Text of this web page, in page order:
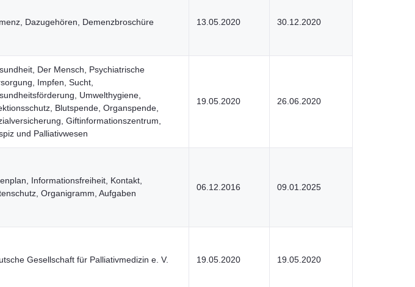
Dazugehören, Demenzbroschüre 13.05.2020 30.12.2020
Der Mensch, Psychiatrische
Impfen, Sucht,
Umwelthygiene,
Blutspende, Organspende,
Giftinformationszentrum,
und Palliativwesen
19.05.2020 26.06.2020
Informationsfreiheit, Kontakt,
Organigramm, Aufgaben
06.12.2016 09.01.2025
Gesellschaft für Palliativmedizin e. V. 19.05.2020 19.05.2020